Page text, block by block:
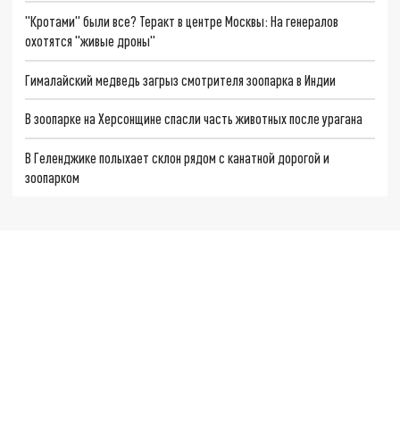
"Кротами" были все? Теракт в центре Москвы: На генералов
охотятся "живые дроны"
Гималайский медведь загрыз смотрителя зоопарка в Индии
В зоопарке на Херсонщине спасли часть животных после урагана
В Геленджике полыхает склон рядом с канатной дорогой и
зоопарком